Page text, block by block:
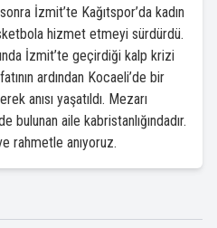
İzmit’te Kağıtspor’da kadın
hizmet etmeyi sürdürdü.
İzmit’te geçirdiği kalp krizi
ardından Kocaeli’de bir
anısı yaşatıldı. Mezarı
bulunan aile kabristanlığındadır.
rahmetle anıyoruz.